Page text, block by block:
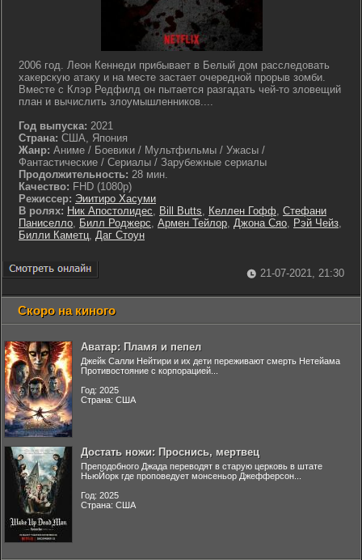
2006 год. Леон Кеннеди прибывает в Белый дом расследовать
хакерскую атаку и на месте застает очередной прорыв зомби.
Вместе с Клэр Редфилд он пытается разгадать чей-то зловещий
план и вычислить злоумышленников....
Год выпуска: 2021
Страна: США, Япония
Жанр: Аниме / Боевики / Мультфильмы / Ужасы /
Фантастические / Сериалы / Зарубежные сериалы
Продолжительность: 28 мин.
Качество: FHD (1080p)
Режиссер: Эиитиро Хасуми
В ролях: Ник Апостолидес, Bill Butts, Келлен Гофф, Стефани
Паниселло, Билл Роджерс, Армен Тейлор, Джона Сяо, Рэй Чейз,
Билли Каметц, Даг Стоун
21-07-2021, 21:30
Скоро на киного
Аватар: Пламя и пепел
Джейк Салли Нейтири и их дети переживают смерть Нетейама
Противостояние с корпорацией...
Год: 2025
Страна: США
Достать ножи: Проснись, мертвец
Преподобного Джада переводят в старую церковь в штате
НьюЙорк где проповедует монсеньор Джефферсон...
Год: 2025
Страна: США